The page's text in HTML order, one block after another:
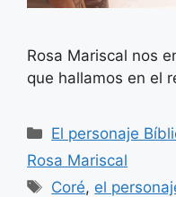
Rosa Mariscal nos
que hallamos en el
Categorías
El personaje
Rosa Mariscal
Etiquetas
Coré, el